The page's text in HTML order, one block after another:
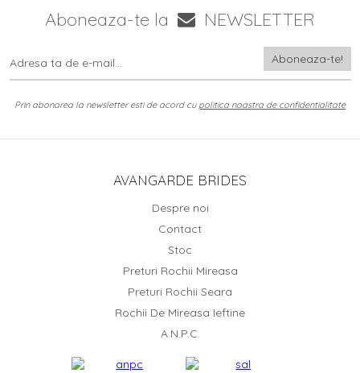
Aboneaza-te la NEWSLETTER
Prin abonarea la newsletter esti de acord cu politica noastra de confidentialitate
AVANGARDE BRIDES
Despre noi
Contact
Stoc
Preturi Rochii Mireasa
Preturi Rochii Seara
Rochii De Mireasa Ieftine
A.N.P.C.